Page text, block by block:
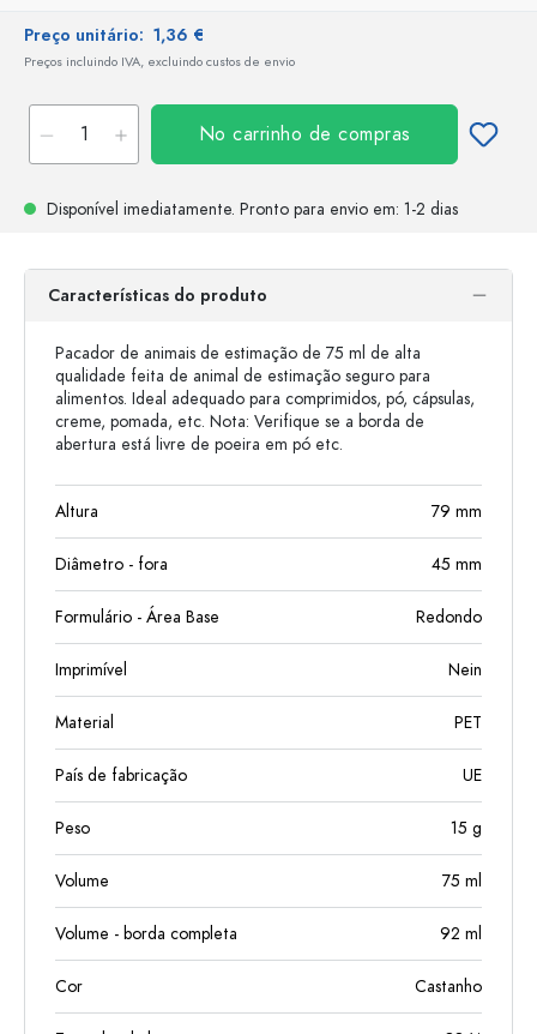
Preço unitário: 1,36 €
Preços incluindo IVA, excluindo custos de envio
No carrinho de compras
Disponível imediatamente. Pronto para envio em: 1-2 dias
Características do produto
Pacador de animais de estimação de 75 ml de alta
qualidade feita de animal de estimação seguro para
alimentos. Ideal adequado para comprimidos, pó, cápsulas,
creme, pomada, etc. Nota: Verifique se a borda de
abertura está livre de poeira em pó etc.
Altura 79 mm
Diâmetro - fora 45 mm
Formulário - Área Base Redondo
Imprimível Nein
Material PET
País de fabricação UE
Peso 15 g
Volume 75 ml
Volume - borda completa 92 ml
Cor Castanho